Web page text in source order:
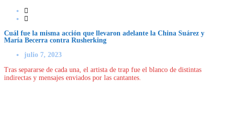
Cuál fue la misma acción que llevaron adelante la China Suárez y
María Becerra contra Rusherking
julio 7, 2023
Tras separarse de cada una, el artista de trap fue el blanco de distintas
indirectas y mensajes enviados por las cantantes.